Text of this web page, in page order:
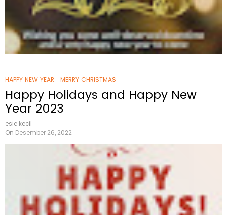
HAPPY NEW YEAR MERRY CHRISTMAS
Happy Holidays and Happy New
Year 2023
esie kecil
On Desember 26, 2022